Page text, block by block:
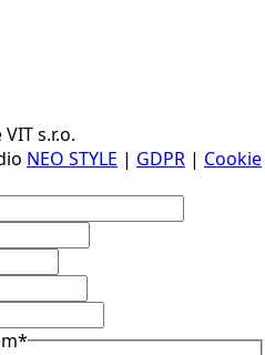
s.r.o.
NEO STYLE | GDPR | Cookie
*